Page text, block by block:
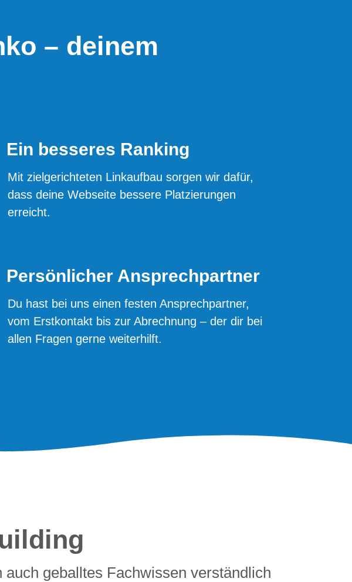
– deinem
Ein besseres Ranking
Mit zielgerichteten Linkaufbau sorgen wir dafür,
dass deine Webseite bessere Platzierungen
erreicht.
Persönlicher Ansprechpartner
Du hast bei uns einen festen Ansprechpartner,
vom Erstkontakt bis zur Abrechnung – der dir bei
allen Fragen gerne weiterhilft.
geballtes Fachwissen verständlich